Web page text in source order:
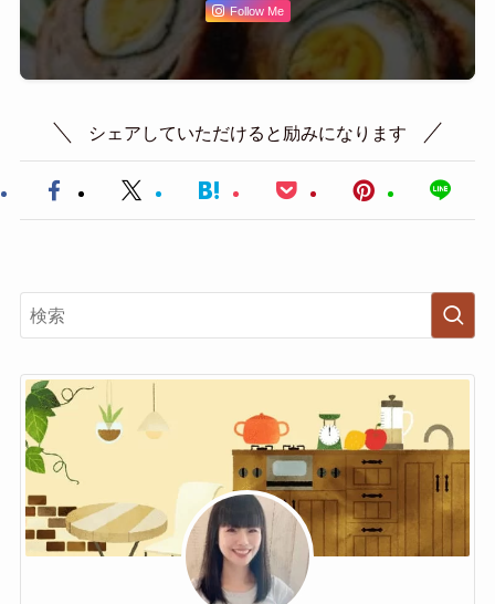
Follow Me
シェアしていただけると励みになります